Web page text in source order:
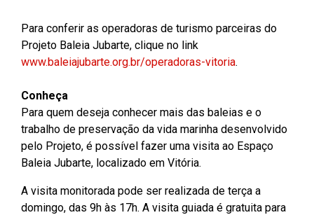
Para conferir as operadoras de turismo parceiras do
Projeto Baleia Jubarte, clique no link
www.baleiajubarte.org.br/operadoras-vitoria.
Conheça
Para quem deseja conhecer mais das baleias e o
trabalho de preservação da vida marinha desenvolvido
pelo Projeto, é possível fazer uma visita ao Espaço
Baleia Jubarte, localizado em Vitória.
A visita monitorada pode ser realizada de terça a
domingo, das 9h às 17h. A visita guiada é gratuita para